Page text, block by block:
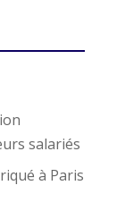
salariés
à Paris